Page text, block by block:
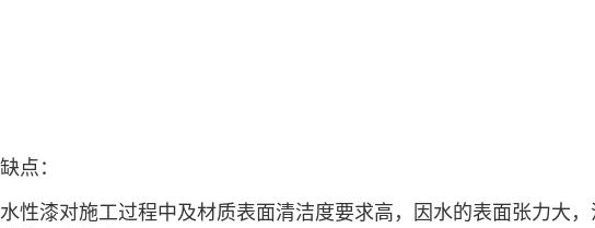
缺点：
水性漆对施工过程中及材质表面清洁度要求高，因水的表面张力大